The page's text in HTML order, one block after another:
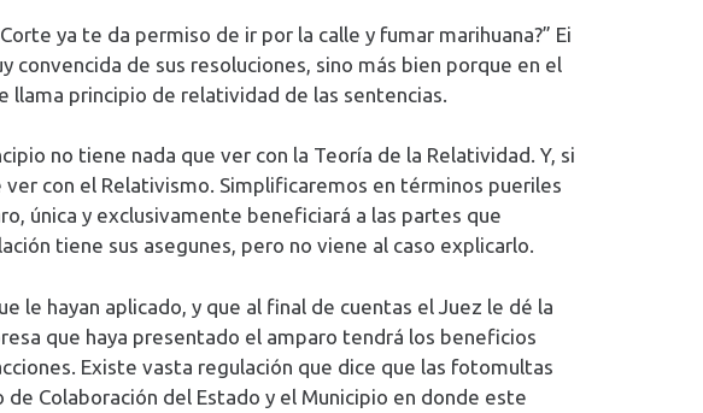
ya te da permiso de ir por la calle y fumar marihuana?” Ei
de sus resoluciones, sino más bien porque en el
llama principio de relatividad de las sentencias.
no tiene nada que ver con la Teoría de la Relatividad. Y, si
con el Relativismo. Simplificaremos en términos pueriles
única y exclusivamente beneficiará a las partes que
tiene sus asegunes, pero no viene al caso explicarlo.
le hayan aplicado, y que al final de cuentas el Juez le dé la
que haya presentado el amparo tendrá los beneficios
Existe vasta regulación que dice que las fotomultas
Colaboración del Estado y el Municipio en donde este